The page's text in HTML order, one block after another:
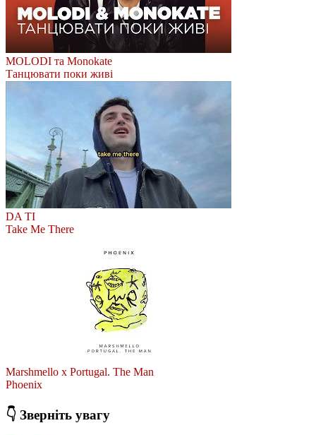
MOLODI та Monokate
Танцювати поки живі
DA TI
Take Me There
Marshmello x Portugal. The Man
Phoenix
👇 Зверніть увагу